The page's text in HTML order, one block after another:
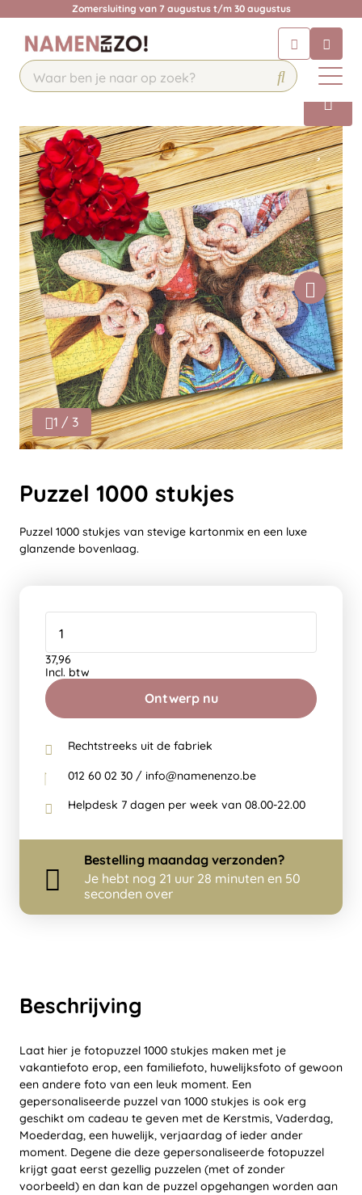
Zomersluiting van 7 augustus t/m 30 augustus
Chat 24/7 met onze chatbot voor
hulp
Contact
Beschrijving
Laat hier je fotopuzzel 1000 stukjes maken met je
vakantiefoto erop, een familiefoto, huwelijksfoto of gewoon
een andere foto van een leuk moment. Een
gepersonaliseerde puzzel van 1000 stukjes is ook erg
geschikt om cadeau te geven met de Kerstmis, Vaderdag,
Moederdag, een huwelijk, verjaardag of ieder ander
moment. Degene die deze gepersonaliseerde fotopuzzel
krijgt gaat eerst gezellig puzzelen (met of zonder
voorbeeld) en dan kan de puzzel opgehangen worden aan
1 / 3
Puzzel 1000 stukjes
Puzzel 1000 stukjes van stevige kartonmix en een luxe
glanzende bovenlaag.
Ontwerp nu
37,96
Incl. btw
Rechtstreeks uit de fabriek
012 60 02 30 / info@namenenzo.be
Helpdesk 7 dagen per week van 08.00-22.00
Bestelling maandag verzonden?
Je hebt nog 21 uur 28 minuten en 50
seconden over